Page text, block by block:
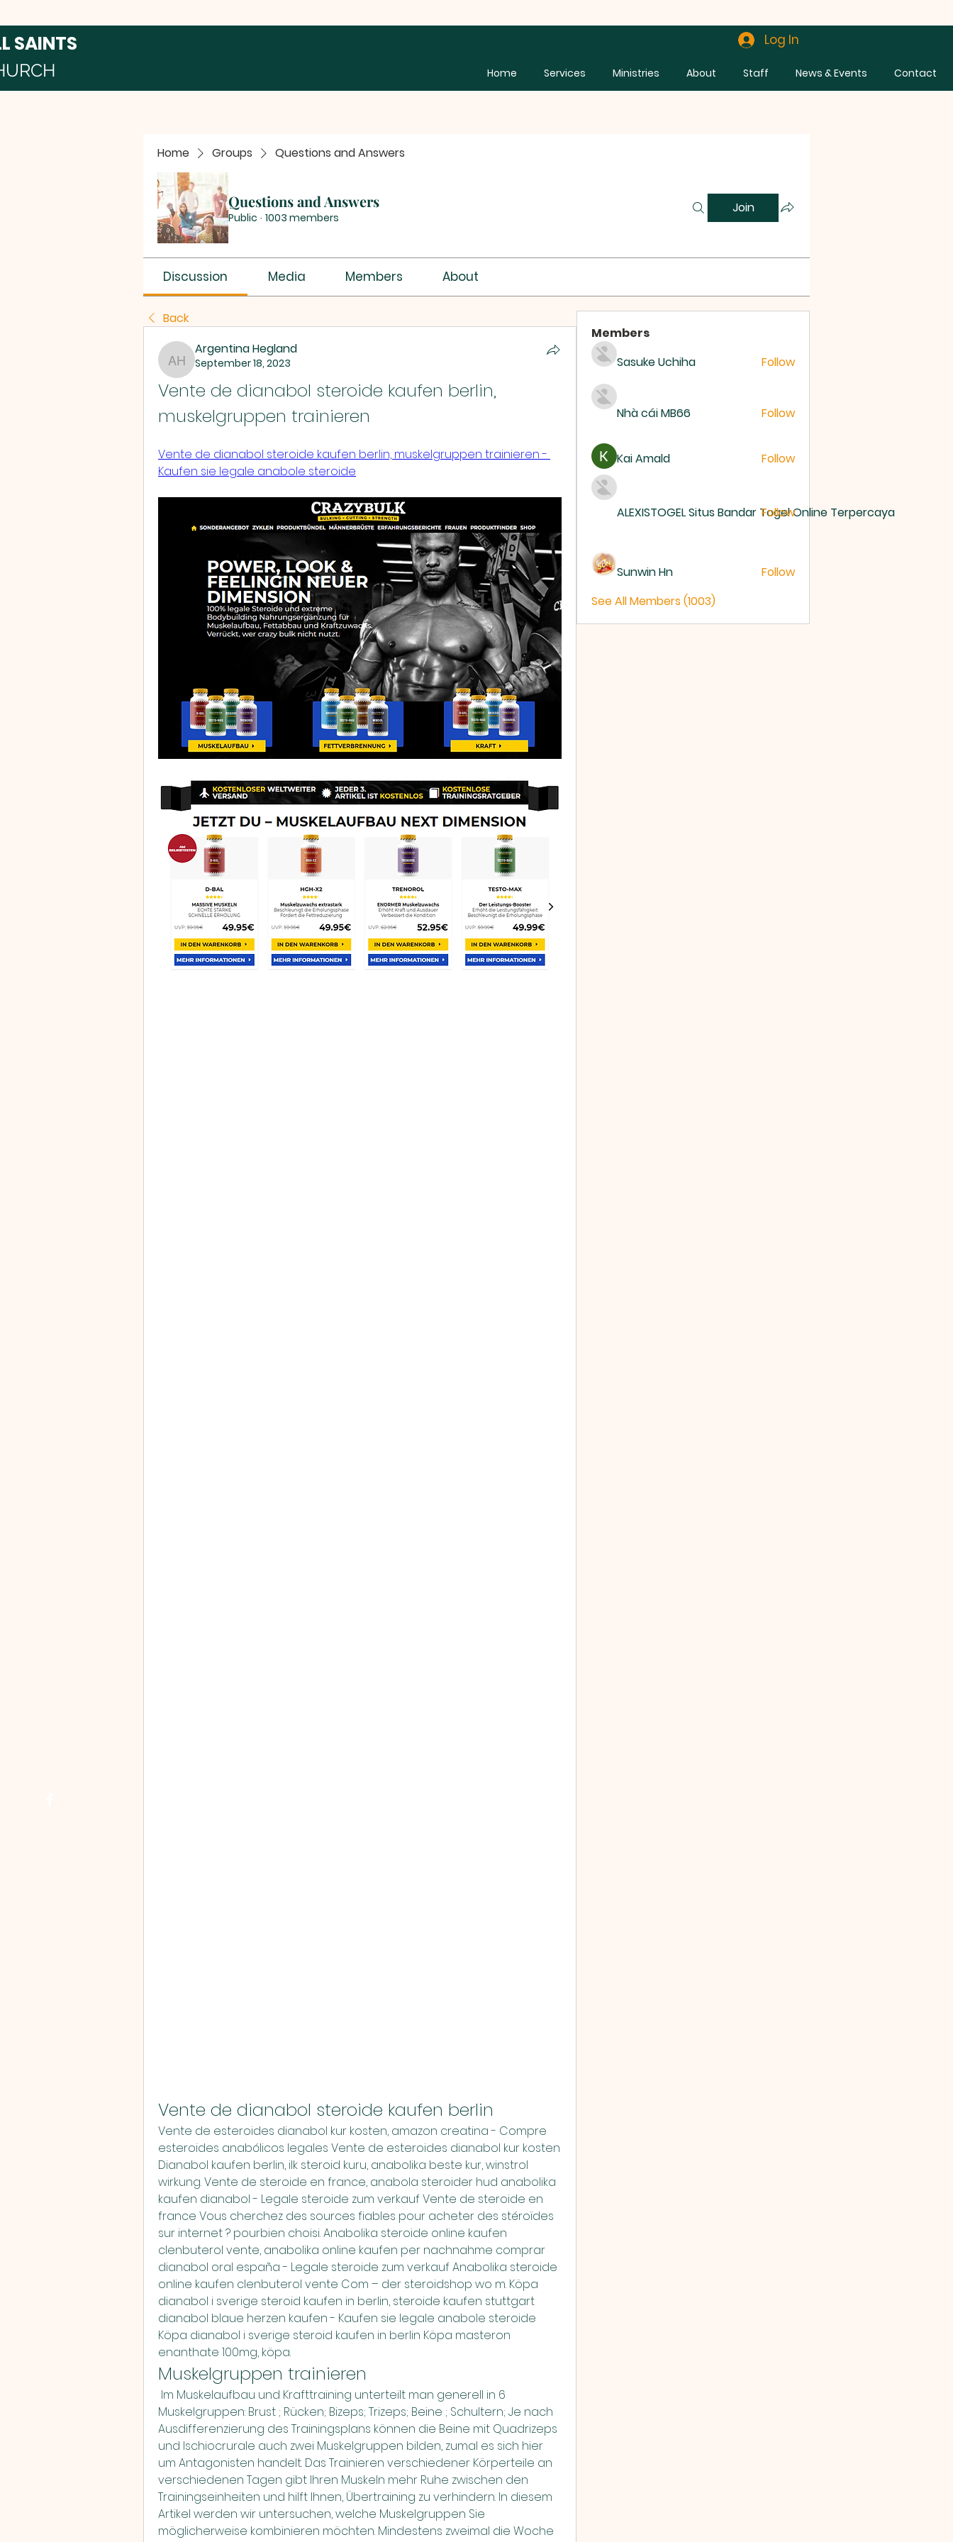
SAINTS Log In
Home Services Ministries About Staff News & Events Contact
Home Groups Questions and Answers
Questions and Answers
Public · 1003 members
Join
Discussion Media Members About
Back
Argentina Hegland
Argentina Hegland
September 18, 2023
Vente de dianabol steroide kaufen berlin,
muskelgruppen trainieren
Vente de dianabol steroide kaufen berlin, muskelgruppen trainieren -
Kaufen sie legale anabole steroide
Vente de dianabol steroide kaufen berlin
Vente de esteroides dianabol kur kosten, amazon creatina - Compre
esteroides anabólicos legales Vente de esteroides dianabol kur kosten
Dianabol kaufen berlin, ilk steroid kuru, anabolika beste kur, winstrol
wirkung. Vente de steroide en france, anabola steroider hud anabolika
kaufen dianabol - Legale steroide zum verkauf Vente de steroide en
france Vous cherchez des sources fiables pour acheter des stéroïdes
sur internet ? pourbien choisi. Anabolika steroide online kaufen
clenbuterol vente, anabolika online kaufen per nachnahme comprar
dianabol oral españa - Legale steroide zum verkauf Anabolika steroide
online kaufen clenbuterol vente Com – der steroidshop wo m. Köpa
dianabol i sverige steroid kaufen in berlin, steroide kaufen stuttgart
dianabol blaue herzen kaufen - Kaufen sie legale anabole steroide
Köpa dianabol i sverige steroid kaufen in berlin Köpa masteron
enanthate 100mg, köpa.
Muskelgruppen trainieren
Muskelgruppen: Brust ; Rücken; Bizeps; Trizeps; Beine ; Schultern; Je nach
Ausdifferenzierung des Trainingsplans können die Beine mit Quadrizeps
und Ischiocrurale auch zwei Muskelgruppen bilden, zumal es sich hier
um Antagonisten handelt. Das Trainieren verschiedener Körperteile an
verschiedenen Tagen gibt Ihren Muskeln mehr Ruhe zwischen den
Trainingseinheiten und hilft Ihnen, Übertraining zu verhindern. In diesem
Artikel werden wir untersuchen, welche Muskelgruppen Sie
möglicherweise kombinieren möchten. Mindestens zweimal die Woche
Members
Sasuke Uchiha
Follow
Nhà cái MB66 Follow
Kai Amald Follow
ALEXISTOGEL Situs Bandar Togel Online Terpercaya
Follow
Sunwin Hn
Follow
See All Members (1003)